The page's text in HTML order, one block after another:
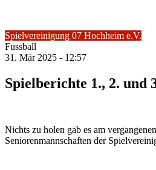
Spielvereinigung 07 Hochheim e.V.
Fussball
31. Mär 2025 - 12:57
Spielberichte 1., 2. und
Nichts zu holen gab es am
Seniorenmannschaften der